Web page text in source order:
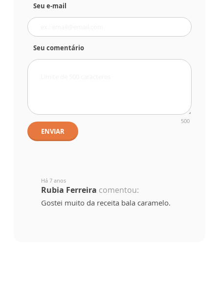
Seu e-mail
Seu comentário
500
ENVIAR
Há 7 anos
Rubia Ferreira comentou:
Gostei muito da receita bala caramelo.